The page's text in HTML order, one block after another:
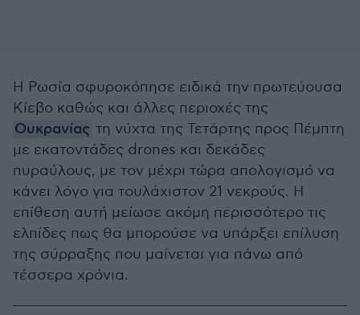
Η Ρωσία σφυροκόπησε ειδικά την πρωτεύουσα
Κίεβο καθώς και άλλες περιοχές της
Ουκρανίας τη νύχτα της Τετάρτης προς Πέμπτη
με εκατοντάδες drones και δεκάδες
πυραύλους, με τον μέχρι τώρα απολογισμό να
κάνει λόγο για τουλάχιστον 21 νεκρούς. Η
επίθεση αυτή μείωσε ακόμη περισσότερο τις
ελπίδες πως θα μπορούσε να υπάρξει επίλυση
της σύρραξης που μαίνεται για πάνω από
τέσσερα χρόνια.